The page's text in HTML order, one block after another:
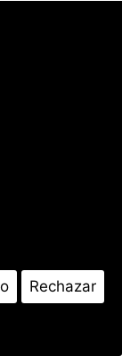
reservados I
de cookies
Rechazar